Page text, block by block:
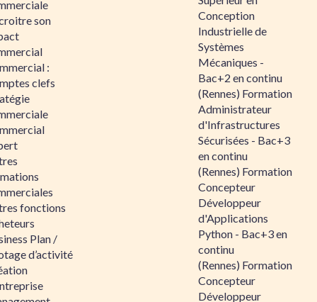
son
:
clefs
fonctions
Plan /
d’activité
Conception
Industrielle de
Systèmes
Mécaniques -
Bac+2 en continu
(Rennes) Formation
Administrateur
d'Infrastructures
Sécurisées - Bac+3
en continu
(Rennes) Formation
Concepteur
Développeur
d'Applications
Python - Bac+3 en
continu
(Rennes) Formation
Concepteur
Développeur